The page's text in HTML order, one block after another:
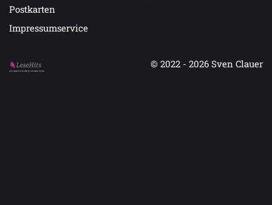
Postkarten
Impressumservice
Auf LeseHits.de findest Du die besten Bücher.
© 2022 - 2026 Sven Clauer